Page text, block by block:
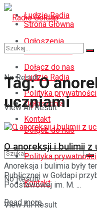
Ludzie Radia
Ogłoszenia
Dołącz do nas
Polityka prywatności
Kontakt
No Result
View All Result
Strona Główna
Pozdrowienia
Ludzie Radia
Ogłoszenia
Dołącz do nas
Polityka prywatności
Kontakt
No Result
View All Result
Tag:O
uczniami
O anoreksji i bulimii z
Anoreksja i bulimia były
Publicznej w Gołdapi
Podstawowej im. M. ...
Read moreDetails